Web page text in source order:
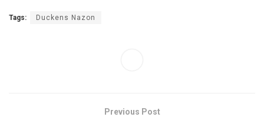
Tags: Duckens Nazon
Previous Post